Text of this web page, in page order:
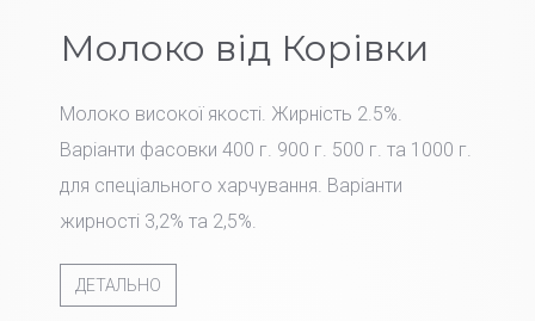
Молоко від Корівки
Молоко високої якості. Жирність 2.5%.
Варіанти фасовки 400 г. 900 г. 500 г. та 1000 г.
для спеціального харчування. Варіанти
жирності 3,2% та 2,5%.
ДЕТАЛЬНО